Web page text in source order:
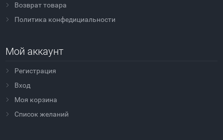
Возврат товара
Политика конфедициальности
Мой аккаунт
Регистрация
Вход
Моя корзина
Cписок желаний